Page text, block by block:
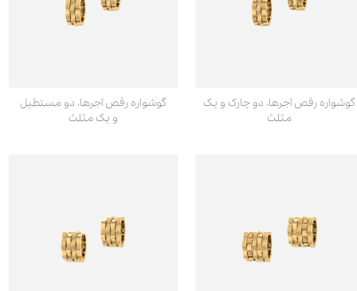
گوشواره رقص آجرها، دو چارک و یک
مثلث
گوشواره رقص آجرها، دو مستطیل
و یک مثلث